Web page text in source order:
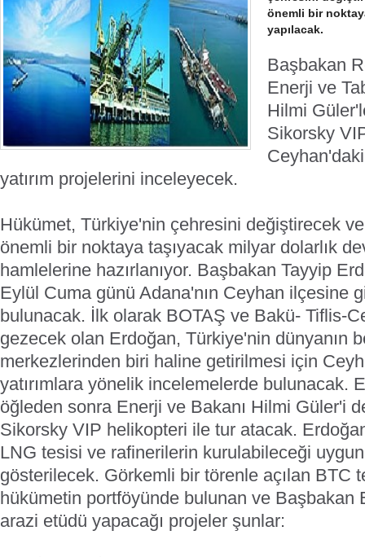
önemli bir
yapılacak.
Başbakan
Enerji ve
Hilmi
Sikorsky
yatırım projelerini inceleyecek.
Hükümet, Türkiye'nin çehresini değiştirecek
önemli bir noktaya taşıyacak milyar dolarlık
hamlelerine hazırlanıyor. Başbakan Tayyip
Eylül Cuma günü Adana'nın Ceyhan ilçesine
bulunacak. İlk olarak BOTAŞ ve Bakü- Tiflis-
gezecek olan Erdoğan, Türkiye'nin dünyanın
merkezlerinden biri haline getirilmesi için
yatırımlara yönelik incelemelerde bulunacak.
öğleden sonra Enerji ve Bakanı Hilmi Güler'i
Sikorsky VIP helikopteri ile tur atacak.
LNG tesisi ve rafinerilerin kurulabileceği
gösterilecek. Görkemli bir törenle açılan BTC
hükümetin portföyünde bulunan ve Başbakan
arazi etüdü yapacağı projeler şunlar: